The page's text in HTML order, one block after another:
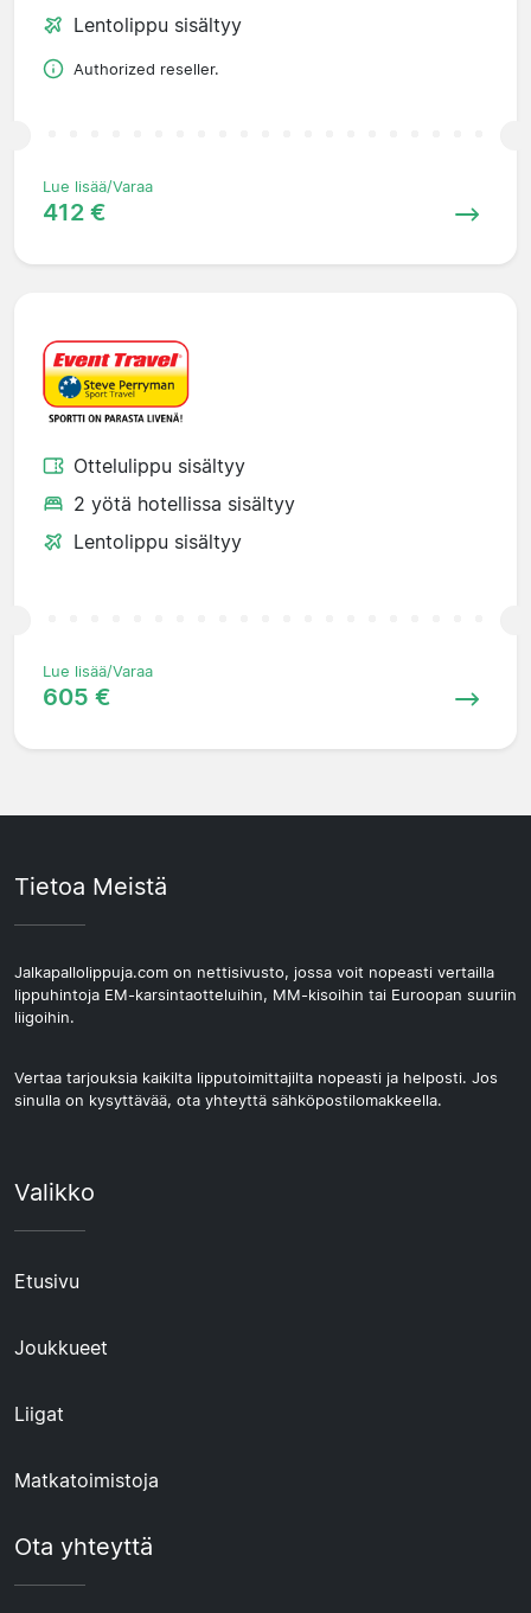
Lentolippu sisältyy
Authorized reseller.
Lue lisää/Varaa
412 €
Ottelulippu sisältyy
2 yötä hotellissa sisältyy
Lentolippu sisältyy
Lue lisää/Varaa
605 €
Tietoa Meistä
Jalkapallolippuja.com on nettisivusto, jossa voit nopeasti vertailla
lippuhintoja EM-karsintaotteluihin, MM-kisoihin tai Euroopan suuriin
liigoihin.
Vertaa tarjouksia kaikilta lipputoimittajilta nopeasti ja helposti. Jos
sinulla on kysyttävää, ota yhteyttä sähköpostilomakkeella.
Valikko
Etusivu
Joukkueet
Liigat
Matkatoimistoja
Ota yhteyttä